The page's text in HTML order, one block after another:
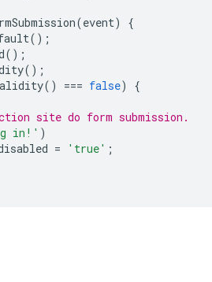
(event)
{
();
();
();
() === false)
{
site do form submission.
in!' )
= 'true' ;